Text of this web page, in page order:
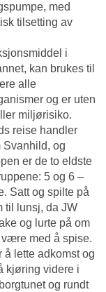
med
tilsetting av
i
kan brukes til
alle
og er uten
miljørisiko.
reise handler
Svanhild, og
er de to eldste
5 og 6 –
Satt og spilte på
til lunsj, da JW
og lurte på om
med å spise.
å lette adkomst og
kjøring videre i
og rundt